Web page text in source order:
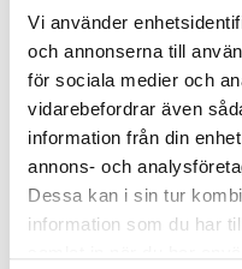
Vi använder
och annonserna till
för sociala medier och
vidarebefordrar även
information från din
annons- och
Dessa kan i sin tur
information som du har
Finska viken är ett
den växande
oljetransporter leder till
oljeolycka ökar. Andra
korsande trafiken
många grunden och
oljeolycka, det vill